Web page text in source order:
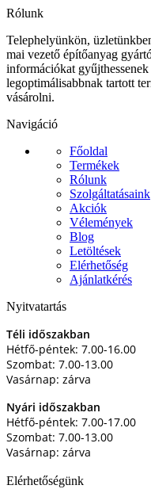
Rólunk
Telephelyünkön,
mai vezető építőanyag
információkat gyűjthessenek
legoptimálisabbnak tartott
vásárolni.
Navigáció
Főoldal
Termékek
Rólunk
Szolgáltatásaink
Akciók
Vélemények
Blog
Letöltések
Elérhetőség
Ajánlatkérés
Nyitvatartás
Téli időszakban
Hétfő-péntek: 7.00-16.00
Szombat: 7.00-13.00
Vasárnap: zárva
Nyári időszakban
Hétfő-péntek: 7.00-17.00
Szombat: 7.00-13.00
Vasárnap: zárva
Elérhetőségünk